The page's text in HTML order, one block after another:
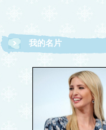
我的名片